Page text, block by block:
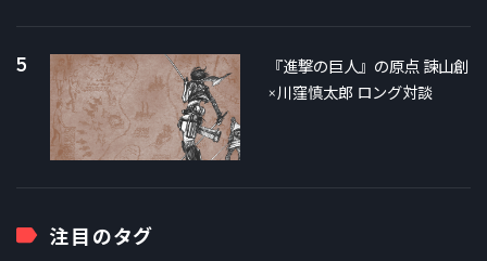
5
『進撃の巨人』の原点 諫山創
×川窪慎太郎 ロング対談
注目のタグ